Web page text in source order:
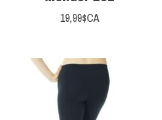
19,99$CA